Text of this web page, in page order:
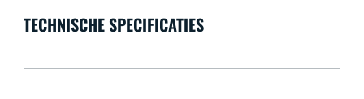
TECHNISCHE SPECIFICATIES